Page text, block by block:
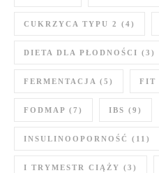
CUKRZYCA TYPU 2 (4)
DIETA DLA PŁODNOŚCI (3)
FERMENTACJA (5) FIT
FODMAP (7) IBS (9)
INSULINOOPORNOŚĆ (11)
I TRYMESTR CIĄŻY (3)